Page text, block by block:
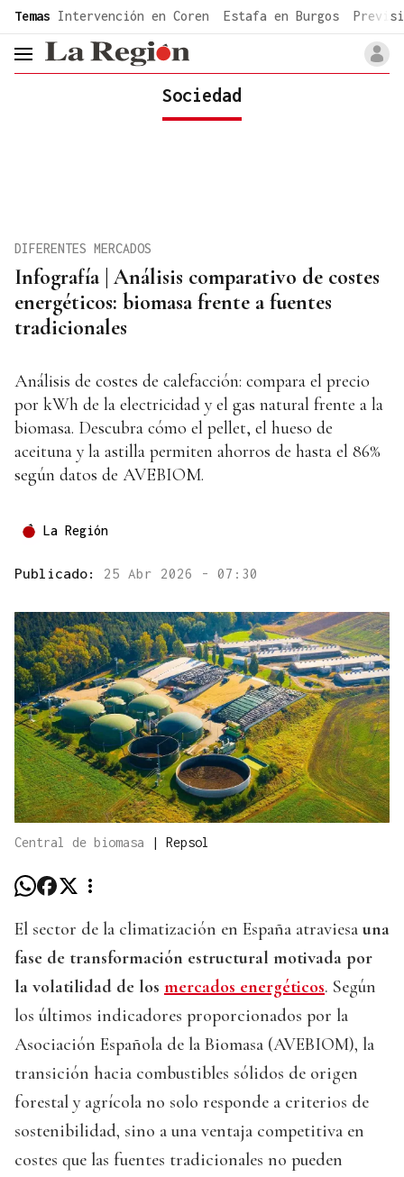
common.go-to-content
Temas Intervención en Coren Estafa en Burgos
header.menu.open
Sociedad
Infografía | Análisis comparativo de costes
energéticos: biomasa frente a fuentes
tradicionales
DIFERENTES MERCADOS
Análisis de costes de calefacción: compara el precio
por kWh de la electricidad y el gas natural frente a la
biomasa. Descubra cómo el pellet, el hueso de
aceituna y la astilla permiten ahorros de hasta el 86%
según datos de AVEBIOM.
La Región
Publicado: 25 Abr 2026 - 07:30
Central de biomasa | Repsol
El sector de la climatización en España atraviesa una
fase de transformación estructural motivada por
la volatilidad de los mercados energéticos. Según
los últimos indicadores proporcionados por la
Asociación Española de la Biomasa (AVEBIOM), la
transición hacia combustibles sólidos de origen
forestal y agrícola no solo responde a criterios de
sostenibilidad, sino a una ventaja competitiva en
costes que las fuentes tradicionales no pueden